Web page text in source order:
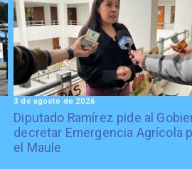
Diputado Ramírez pide al
decretar Emergencia Agrícola
el Maule
3 de agosto de 2026